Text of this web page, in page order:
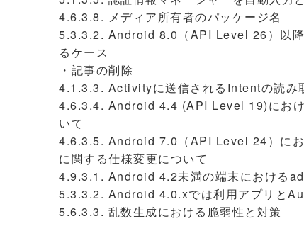
4.6.3.8. メディア所有者のパッケージ名
5.3.3.2. Android 8.0（API Level 26）以
るケース
・記事の削除
4.1.3.3. Activityに送信されるIntentの読み
4.6.3.4. Android 4.4 (API Level 19)におけ
いて
4.6.3.5. Android 7.0（API Level 24）にお
に関する仕様変更について
4.9.3.1. Android 4.2未満の端末における
5.3.3.2. Android 4.0.xでは利用アプリと
5.6.3.3. 乱数生成における脆弱性と対策